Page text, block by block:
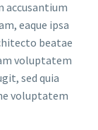
accusantium
eaque ipsa
beatae
voluptatem
sed quia
voluptatem